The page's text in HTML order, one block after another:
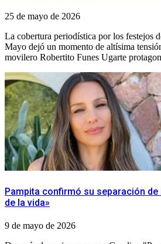
25 de mayo de 2026
La cobertura periodística por los festejos
Mayo dejó un momento de altísima
movilero Robertito Funes Ugarte
Pampita confirmó su separación de
de la vida»
9 de mayo de 2026